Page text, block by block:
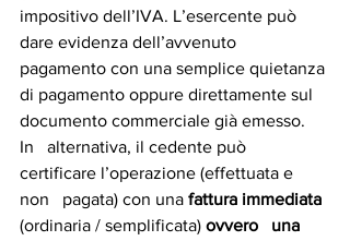
impositivo dell’IVA. L’esercente può
dare evidenza dell’avvenuto
pagamento con una semplice quietanza
di pagamento oppure direttamente sul
documento commerciale già emesso.
In   alternativa, il cedente può
certificare l’operazione (effettuata e
non   pagata) con una fattura immediata
(ordinaria / semplificata) ovvero   una